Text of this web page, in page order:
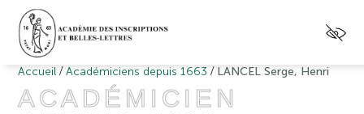
Accueil /Académiciens depuis 1663 / LANCEL Serge, Henri
ACADÉMICIEN